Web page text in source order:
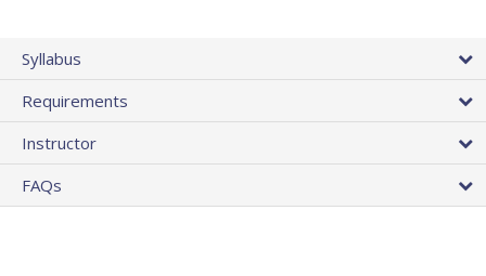
Syllabus
Requirements
Instructor
FAQs